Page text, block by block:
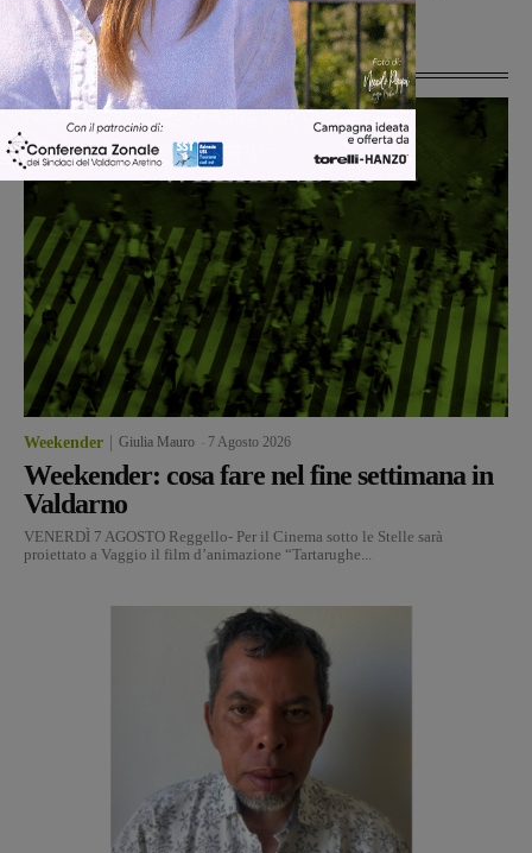
Ultime Notizie
Weekender Giulia Mauro 7 Agosto 2026
Weekender: cosa fare nel fine settimana in
Valdarno
VENERDÌ 7 AGOSTO Reggello- Per il Cinema sotto le Stelle sarà
proiettato a Vaggio il film d’animazione “Tartarughe...